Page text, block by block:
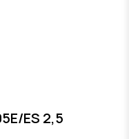
ES 2,5